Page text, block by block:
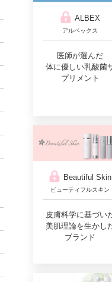
ALBEX
アルベックス
医師が選んだ
体に優しい乳酸菌
プリメント
Beautiful Skin
ビューティフルスキン
皮膚科学に基づい
美肌理論を生かし
ブランド